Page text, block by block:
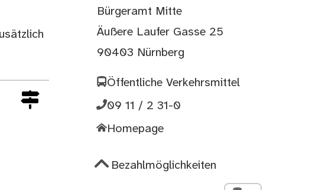
Bürgeramt Mitte
Äußere Laufer Gasse 25
90403 Nürnberg
Öffentliche Verkehrsmittel
09 11 / 2 31-0
Homepage
Bezahlmöglichkeiten